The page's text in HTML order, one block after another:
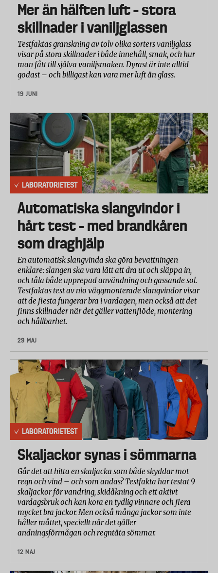
Mer än hälften luft – stora
skillnader i vaniljglassen
Testfaktas granskning av tolv olika sorters vaniljglass
visar på stora skillnader i både innehåll, smak, och hur
man fått till själva vaniljsmaken. Dyrast är inte alltid
godast – och billigast kan vara mer luft än glass.
19 JUNI
LABORATORIETEST
Automatiska slangvindor i
hårt test – med brandkåren
som draghjälp
En automatisk slangvinda ska göra bevattningen
enklare: slangen ska vara lätt att dra ut och släppa in,
och tåla både upprepad användning och gassande sol.
Testfaktas test av nio väggmonterade slangvindor visar
att de flesta fungerar bra i vardagen, men också att det
finns skillnader när det gäller vattenflöde, montering
och hållbarhet.
29 MAJ
LABORATORIETEST
Skaljackor synas i sömmarna
Går det att hitta en skaljacka som både skyddar mot
regn och vind – och som andas? Testfakta har testat 9
skaljackor för vandring, skidåkning och ett aktivt
vardagsbruk och kan kora en tydlig vinnare och flera
mycket bra jackor. Men också många jackor som inte
håller måttet, speciellt när det gäller
andningsförmågan och regntäta sömmar.
12 MAJ